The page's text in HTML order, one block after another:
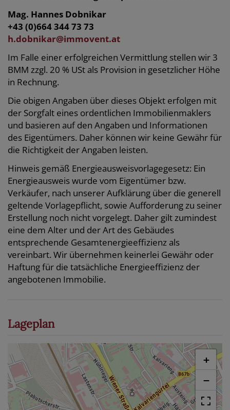
Mag. Hannes Dobnikar
+43 (0)664 344 73 73
h.dobnikar@immovent.at
Im Falle einer erfolgreichen Vermittlung stellen wir 3
BMM zzgl. 20 % USt als Provision in gesetzlicher Höhe
in Rechnung.
Die obigen Angaben über dieses Objekt erfolgen mit
der Sorgfalt eines ordentlichen Immobilienmaklers
und basieren auf den Angaben und Informationen
des Eigentümers. Daher können wir keine Gewähr für
die Richtigkeit der Angaben leisten.
Hinweis gemäß Energieausweisvorlagegesetz: Ein
Energieausweis wurde vom Eigentümer bzw.
Verkäufer, nach unserer Aufklärung über die generell
geltende Vorlagepflicht, sowie Aufforderung zu seiner
Erstellung noch nicht vorgelegt. Daher gilt zumindest
eine dem Alter und der Art des Gebäudes
entsprechende Gesamtenergieeffizienz als
vereinbart. Wir übernehmen keinerlei Gewähr oder
Haftung für die tatsächliche Energieeffizienz der
angebotenen Immobilie.
Lageplan
+
−